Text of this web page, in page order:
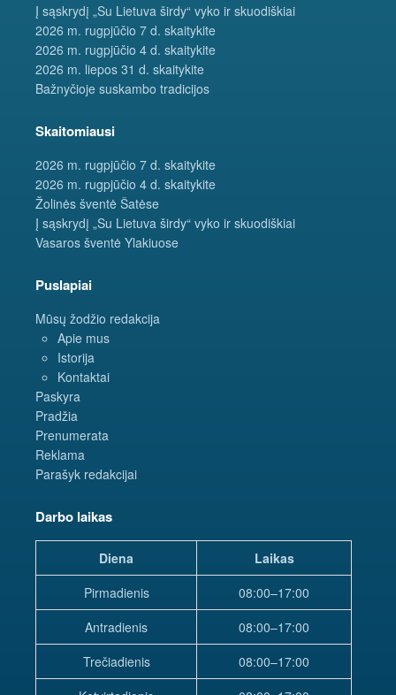
Į sąskrydį „Su Lietuva širdy“ vyko ir skuodiškiai
2026 m. rugpjūčio 7 d. skaitykite
2026 m. rugpjūčio 4 d. skaitykite
2026 m. liepos 31 d. skaitykite
Bažnyčioje suskambo tradicijos
Skaitomiausi
2026 m. rugpjūčio 7 d. skaitykite
2026 m. rugpjūčio 4 d. skaitykite
Žolinės šventė Šatėse
Į sąskrydį „Su Lietuva širdy“ vyko ir skuodiškiai
Vasaros šventė Ylakiuose
Puslapiai
Mūsų žodžio redakcija
Apie mus
Istorija
Kontaktai
Paskyra
Pradžia
Prenumerata
Reklama
Parašyk redakcijai
Darbo laikas
Diena
Laikas
Pirmadienis
08:00–17:00
Antradienis
08:00–17:00
Trečiadienis
08:00–17:00